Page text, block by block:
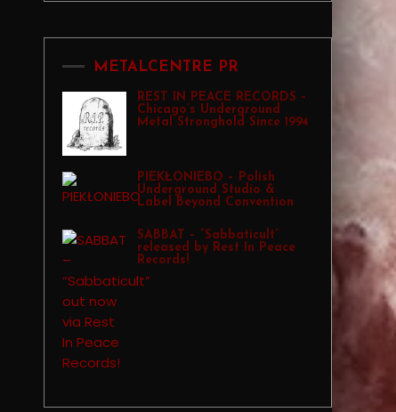
METALCENTRE PR
REST IN PEACE RECORDS –
Chicago’s Underground
Metal Stronghold Since 1994
PIEKŁONIEBO – Polish
Underground Studio &
Label Beyond Convention
SABBAT – “Sabbaticult”
released by Rest In Peace
Records!